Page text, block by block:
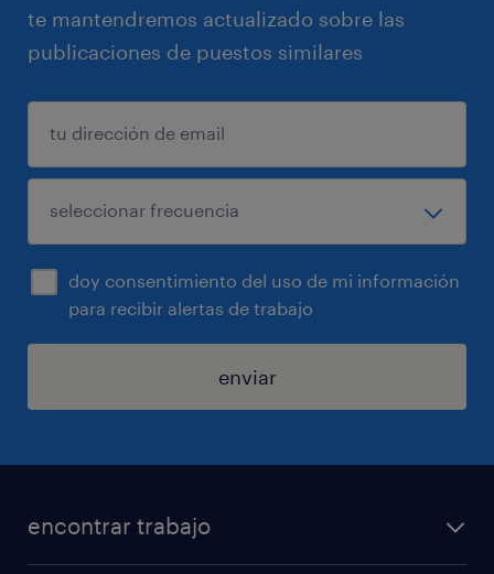
te mantendremos actualizado sobre las
publicaciones de puestos similares
doy consentimiento del uso de mi información
para recibir alertas de trabajo
enviar
encontrar trabajo